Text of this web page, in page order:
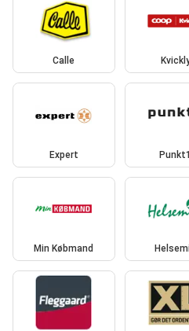
Calle
Expert Punkt1
Min Købmand